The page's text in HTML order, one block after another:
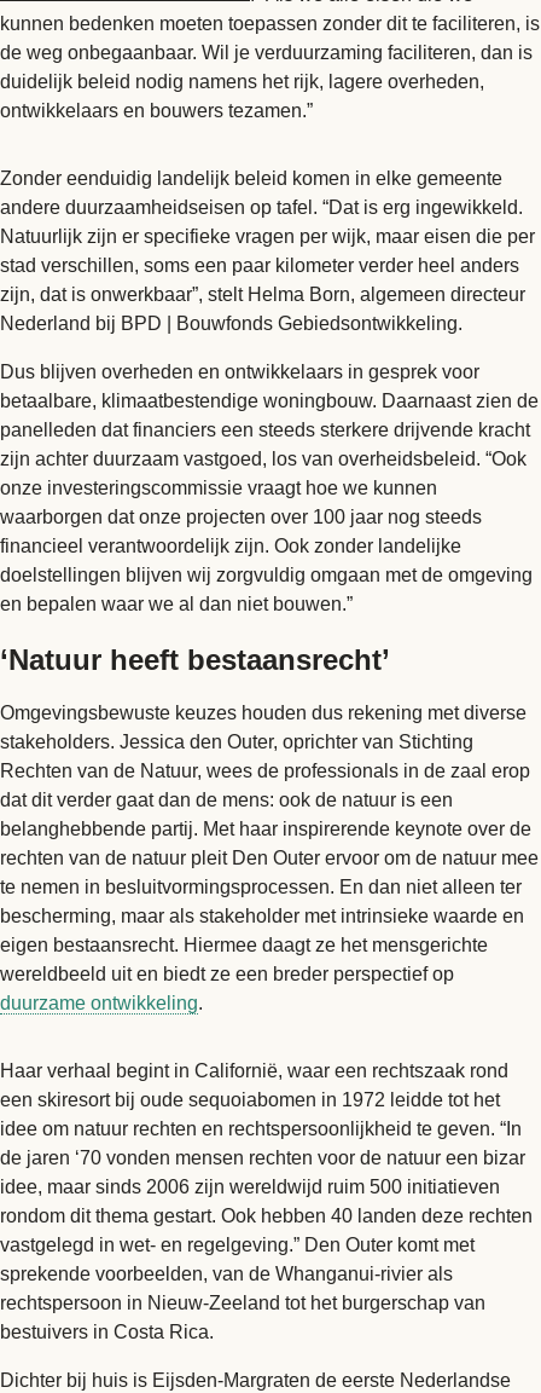
kunnen bedenken moeten toepassen zonder dit te faciliteren, is
de weg onbegaanbaar. Wil je verduurzaming faciliteren, dan is
duidelijk beleid nodig namens het rijk, lagere overheden,
ontwikkelaars en bouwers tezamen.”
Zonder eenduidig landelijk beleid komen in elke gemeente
andere duurzaamheidseisen op tafel. “Dat is erg ingewikkeld.
Natuurlijk zijn er specifieke vragen per wijk, maar eisen die per
stad verschillen, soms een paar kilometer verder heel anders
zijn, dat is onwerkbaar”, stelt Helma Born, algemeen directeur
Nederland bij BPD | Bouwfonds Gebiedsontwikkeling.
Dus blijven overheden en ontwikkelaars in gesprek voor
betaalbare, klimaatbestendige woningbouw. Daarnaast zien de
panelleden dat financiers een steeds sterkere drijvende kracht
zijn achter duurzaam vastgoed, los van overheidsbeleid. “Ook
onze investeringscommissie vraagt hoe we kunnen
waarborgen dat onze projecten over 100 jaar nog steeds
financieel verantwoordelijk zijn. Ook zonder landelijke
doelstellingen blijven wij zorgvuldig omgaan met de omgeving
en bepalen waar we al dan niet bouwen.”
‘Natuur heeft bestaansrecht’
Omgevingsbewuste keuzes houden dus rekening met diverse
stakeholders. Jessica den Outer, oprichter van Stichting
Rechten van de Natuur, wees de professionals in de zaal erop
dat dit verder gaat dan de mens: ook de natuur is een
belanghebbende partij. Met haar inspirerende keynote over de
rechten van de natuur pleit Den Outer ervoor om de natuur mee
te nemen in besluitvormingsprocessen. En dan niet alleen ter
bescherming, maar als stakeholder met intrinsieke waarde en
eigen bestaansrecht. Hiermee daagt ze het mensgerichte
wereldbeeld uit en biedt ze een breder perspectief op
duurzame ontwikkeling.
Haar verhaal begint in Californië, waar een rechtszaak rond
een skiresort bij oude sequoiabomen in 1972 leidde tot het
idee om natuur rechten en rechtspersoonlijkheid te geven. “In
de jaren ‘70 vonden mensen rechten voor de natuur een bizar
idee, maar sinds 2006 zijn wereldwijd ruim 500 initiatieven
rondom dit thema gestart. Ook hebben 40 landen deze rechten
vastgelegd in wet- en regelgeving.” Den Outer komt met
sprekende voorbeelden, van de Whanganui-rivier als
rechtspersoon in Nieuw-Zeeland tot het burgerschap van
bestuivers in Costa Rica.
Dichter bij huis is Eijsden-Margraten de eerste Nederlandse